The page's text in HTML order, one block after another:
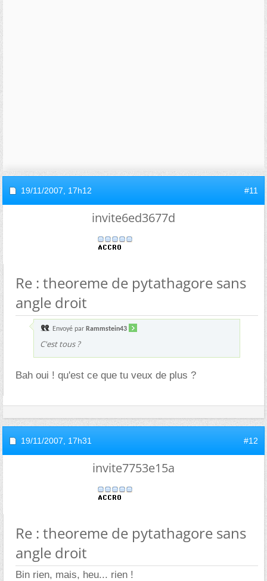
19/11/2007, 17h12 #11
invite6ed3677d
Re : theoreme de pytathagore sans
angle droit
Envoyé par Rammstein43
C'est tous ?
Bah oui ! qu'est ce que tu veux de plus ?
19/11/2007, 17h31 #12
invite7753e15a
Re : theoreme de pytathagore sans
angle droit
Bin rien, mais, heu... rien !